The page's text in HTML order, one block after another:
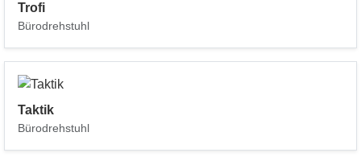
Trofi
Bürodrehstuhl
Taktik
Bürodrehstuhl